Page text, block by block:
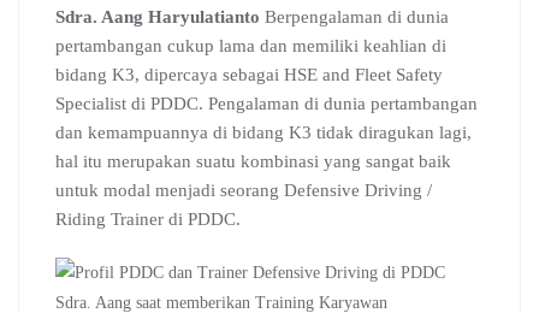
Sdra. Aang Haryulatianto Berpengalaman di dunia
pertambangan cukup lama dan memiliki keahlian di
bidang K3, dipercaya sebagai HSE and Fleet Safety
Specialist di PDDC. Pengalaman di dunia pertambangan
dan kemampuannya di bidang K3 tidak diragukan lagi,
hal itu merupakan suatu kombinasi yang sangat baik
untuk modal menjadi seorang Defensive Driving /
Riding Trainer di PDDC.
Sdra. Aang saat memberikan Training Karyawan